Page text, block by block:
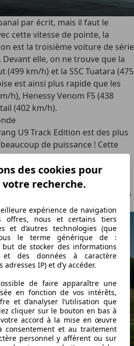
des cookies pour
recherche.
expérience de navigation
offres, nous et certains tiers
et d’autres technologies (que
le terme générique de :
but de stocker des informations
des données à caractère
IP) et d’y accéder.
de faire apparaître une
en fonction de vos intérêts,
et d’analyser l’utilisation que
cliquer sur le bouton en bas à
accord à la mise en œuvre
consentement et au traitement
personnel y afférent ou sur
par écrit, mais il faut le
cette vitesse de pointe, la
est la troisième voiture de série
elle, on ne trouve que la
(499 km/h) et la SSC Tuatara (475
est ainsi plus rapide que les
h), Henessy Venom F5 (438
(402 km/h).
U9 Track Edition est des plus
de puissance ! Cette
par quatre moteurs
portant la puissance
la Chinoise s’octroie aussi
la plus puissante de tous les
!